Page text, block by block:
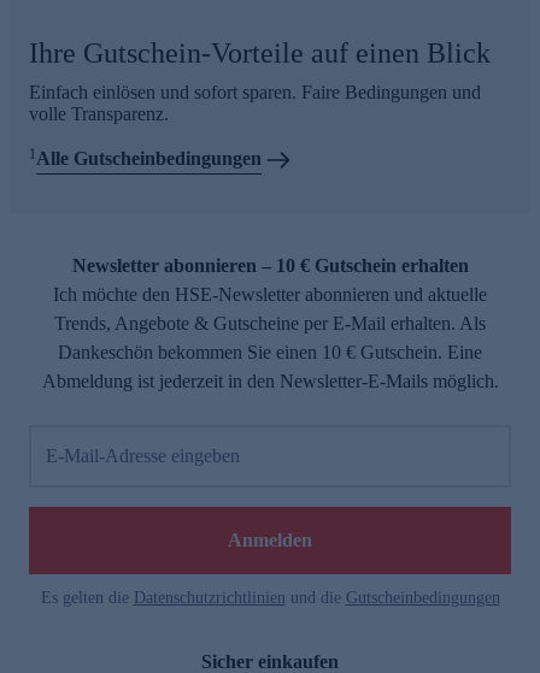
Ihre Gutschein-Vorteile auf einen Blick
Einfach einlösen und sofort sparen. Faire Bedingungen und
volle Transparenz.
1Alle Gutscheinbedingungen
Newsletter abonnieren – 10 € Gutschein erhalten
Ich möchte den HSE-Newsletter abonnieren und aktuelle
Trends, Angebote & Gutscheine per E-Mail erhalten. Als
Dankeschön bekommen Sie einen 10 € Gutschein. Eine
Abmeldung ist jederzeit in den Newsletter-E-Mails möglich.
E-Mail-Adresse eingeben
Anmelden
Es gelten die Datenschutzrichtlinien und die Gutscheinbedingungen
Sicher einkaufen